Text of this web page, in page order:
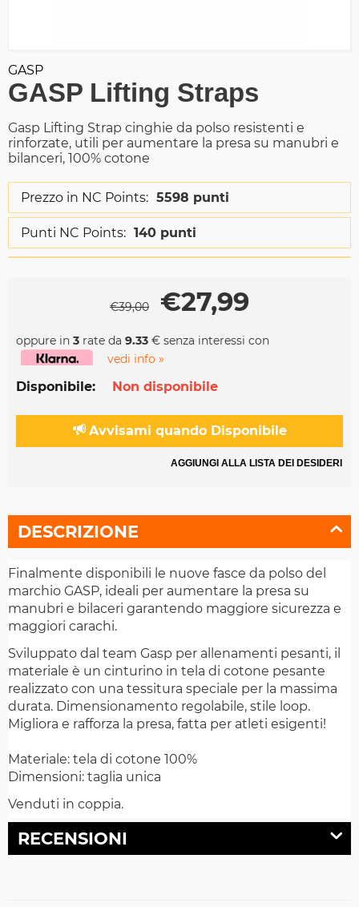
GASP
GASP Lifting Straps
Gasp Lifting Strap cinghie da polso resistenti e
rinforzate, utili per aumentare la presa su manubri e
bilanceri, 100% cotone
Prezzo in NC Points: 5598 punti
Punti NC Points: 140 punti
€39,00 €27,99
oppure in 3 rate da 9.33 € senza interessi con
vedi info »
Disponibile: Non disponibile
Avvisami quando Disponibile
AGGIUNGI ALLA LISTA DEI DESIDERI
DESCRIZIONE
Finalmente disponibili le nuove fasce da polso del
marchio GASP, ideali per aumentare la presa su
manubri e bilaceri garantendo maggiore sicurezza e
maggiori carachi.
Sviluppato dal team Gasp per allenamenti pesanti, il
materiale è un cinturino in tela di cotone pesante
realizzato con una tessitura speciale per la massima
durata. Dimensionamento regolabile, stile loop.
Migliora e rafforza la presa, fatta per atleti esigenti!
Materiale: tela di cotone 100%
Dimensioni: taglia unica
Venduti in coppia.
RECENSIONI